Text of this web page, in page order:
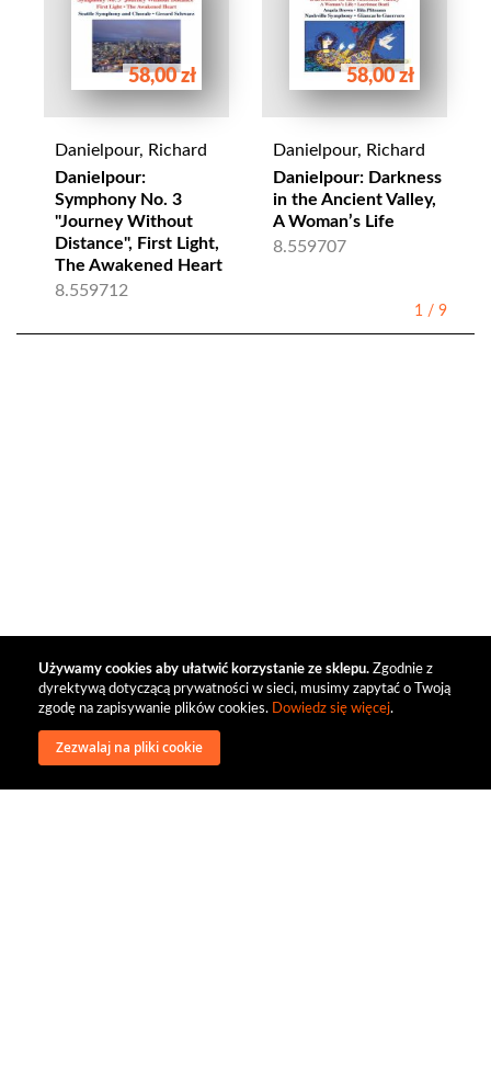
Używamy cookies aby ułatwić korzystanie ze sklepu. Zgodnie z
dyrektywą dotyczącą prywatności w sieci, musimy zapytać o Twoją
zgodę na zapisywanie plików cookies. Dowiedz się więcej.
Zezwalaj na pliki cookie
58,00 zł
Danielpour, Richard
Danielpour:
Symphony No. 3
"Journey Without
Distance", First Light,
The Awakened Heart
8.559712
58,00 zł
Danielpour, Richard
Danielpour: Darkness
in the Ancient Valley,
A Woman’s Life
8.559707
1 / 9